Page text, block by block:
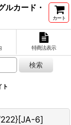
ルカード・
カート
特商法表示
ト
222}[JA-6]